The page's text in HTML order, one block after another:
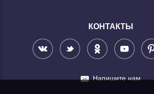
КОНТАКТЫ
Напишите нам